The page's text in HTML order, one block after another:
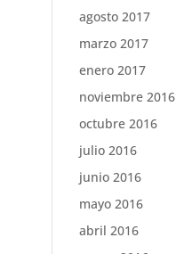
agosto 2017
marzo 2017
enero 2017
noviembre 2016
octubre 2016
julio 2016
junio 2016
mayo 2016
abril 2016